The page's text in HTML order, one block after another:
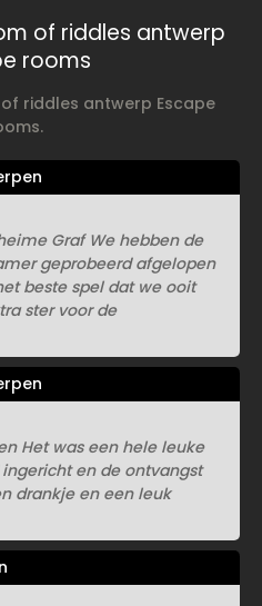
of riddles antwerp
rooms
riddles antwerp Escape
Graf We hebben de
geprobeerd afgelopen
beste spel dat we ooit
ster voor de
Het was een hele leuke
en de ontvangst
drankje en een leuk